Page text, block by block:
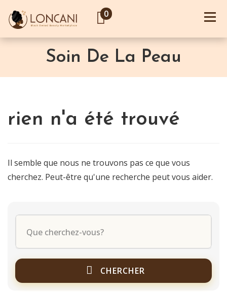
0
Soin De La Peau
rien n'a été trouvé
Il semble que nous ne trouvons pas ce que vous
cherchez. Peut-être qu'une recherche peut vous aider.
CHERCHER